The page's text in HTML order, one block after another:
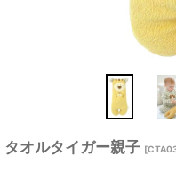
タオルタイガー親子 [